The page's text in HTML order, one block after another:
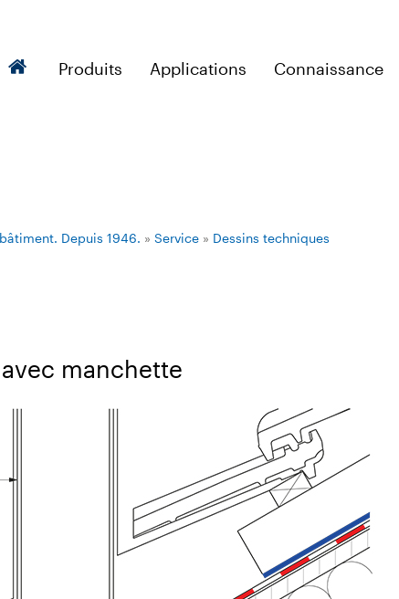
Produits Applications Connaissance
Depuis 1946. » Service » Dessins techniques
manchette